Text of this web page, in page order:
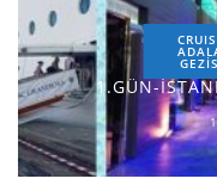
1.GÜN-